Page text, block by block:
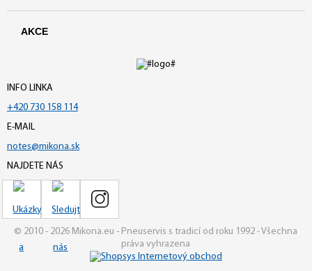
AKCE
INFO LINKA
+420 730 158 114
E-MAIL
notes@mikona.sk
NAJDETE NÁS
© 2010 - 2026 Mikona.eu - Pneuservis s tradicí od roku 1992 - Všechna
práva vyhrazena